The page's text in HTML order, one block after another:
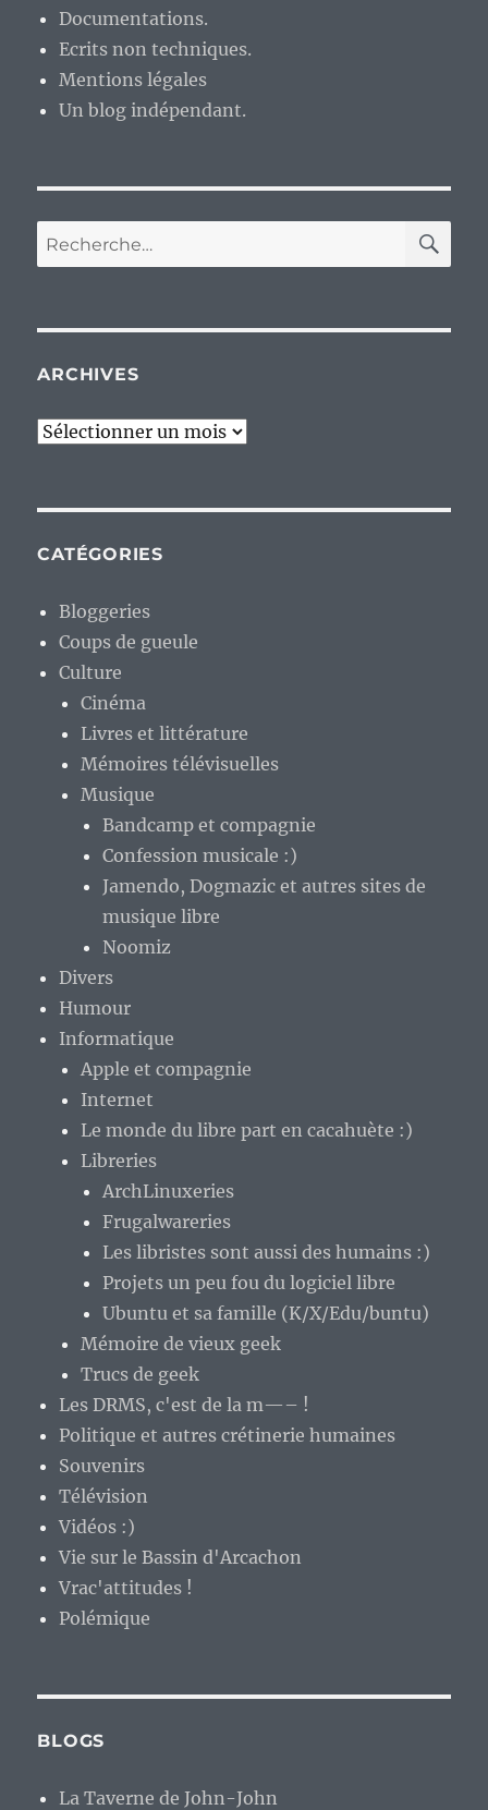
Documentations.
Ecrits non techniques.
Mentions légales
Un blog indépendant.
Recherche
pour :
ARCHIVES
Archives
CATÉGORIES
Bloggeries
Coups de gueule
Culture
Cinéma
Livres et littérature
Mémoires télévisuelles
Musique
Bandcamp et compagnie
Confession musicale :)
Jamendo, Dogmazic et autres sites de
musique libre
Noomiz
Divers
Humour
Informatique
Apple et compagnie
Internet
Le monde du libre part en cacahuète :)
Libreries
ArchLinuxeries
Frugalwareries
Les libristes sont aussi des humains :)
Projets un peu fou du logiciel libre
Ubuntu et sa famille (K/X/Edu/buntu)
Mémoire de vieux geek
Trucs de geek
Les DRMS, c'est de la m—– !
Politique et autres crétinerie humaines
Souvenirs
Télévision
Vidéos :)
Vie sur le Bassin d'Arcachon
Vrac'attitudes !
Polémique
BLOGS
La Taverne de John-John